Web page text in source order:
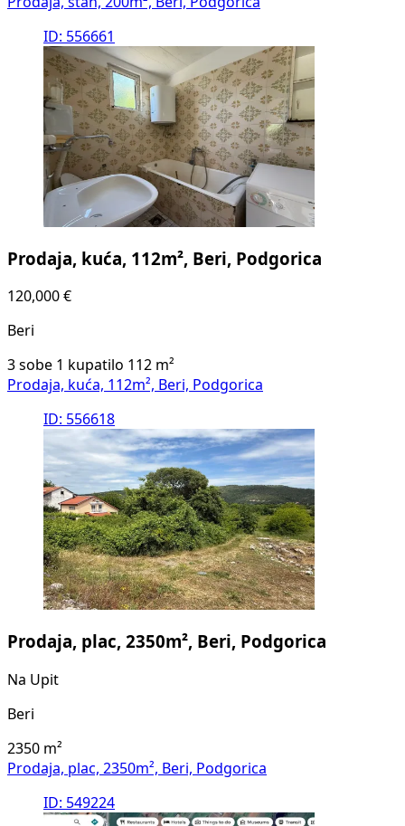
ID: 556661
Prodaja, kuća, 112m², Beri, Podgorica
120,000 €
Beri
3 sobe 1 kupatilo 112 m²
Prodaja, kuća, 112m², Beri, Podgorica
ID: 556618
Prodaja, plac, 2350m², Beri, Podgorica
Na Upit
Beri
2350 m²
Prodaja, plac, 2350m², Beri, Podgorica
ID: 549224